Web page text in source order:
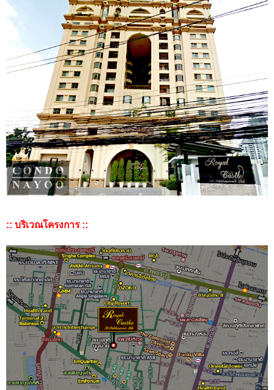
:: บริเวณโครงการ ::